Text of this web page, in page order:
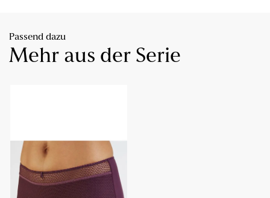
Passend dazu
Mehr aus der Serie